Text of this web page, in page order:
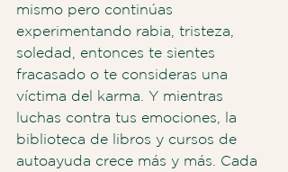
mismo pero continúas
experimentando rabia, tristeza,
soledad, entonces te sientes
fracasado o te consideras una
víctima del karma. Y mientras
luchas contra tus emociones, la
biblioteca de libros y cursos de
autoayuda crece más y más. Cada